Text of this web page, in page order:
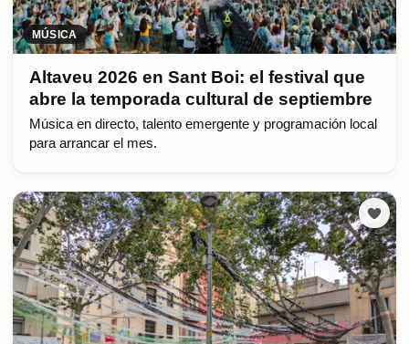
MÚSICA
Altaveu 2026 en Sant Boi: el festival que
abre la temporada cultural de septiembre
Música en directo, talento emergente y programación local
para arrancar el mes.